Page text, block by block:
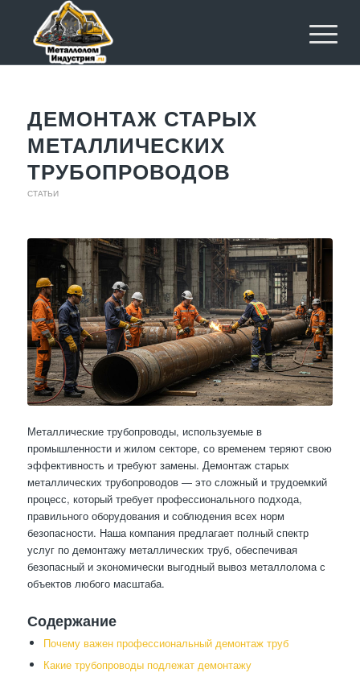
ДЕМОНТАЖ СТАРЫХ
МЕТАЛЛИЧЕСКИХ
ТРУБОПРОВОДОВ
СТАТЬИ
Металлические трубопроводы, используемые в
промышленности и жилом секторе, со временем теряют свою
эффективность и требуют замены. Демонтаж старых
металлических трубопроводов — это сложный и трудоемкий
процесс, который требует профессионального подхода,
правильного оборудования и соблюдения всех норм
безопасности. Наша компания предлагает полный спектр
услуг по демонтажу металлических труб, обеспечивая
безопасный и экономически выгодный вывоз металлолома с
объектов любого масштаба.
Содержание
Почему важен профессиональный демонтаж труб
Какие трубопроводы подлежат демонтажу